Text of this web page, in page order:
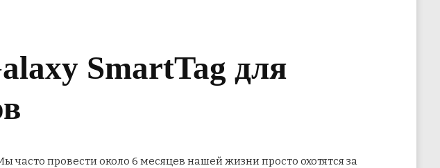
SmartTag для
провести около 6 месяцев нашей жизни просто охотятся за